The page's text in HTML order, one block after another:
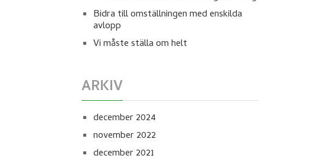
Bidra till omställningen med enskilda
avlopp
Vi måste ställa om helt
ARKIV
december 2024
november 2022
december 2021